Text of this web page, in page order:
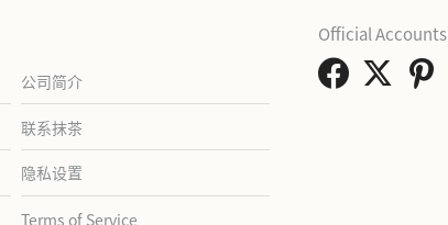
公司简介
联系抹茶
隐私设置
Terms of Service
Official Accounts